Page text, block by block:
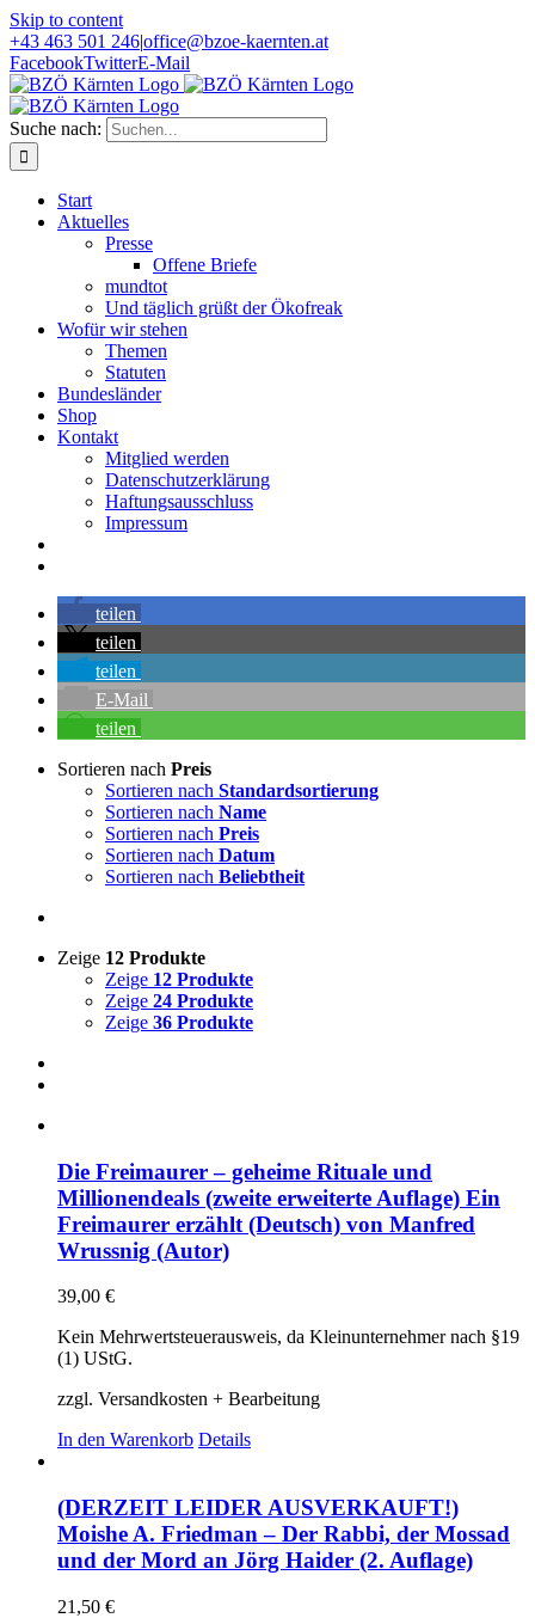
Skip to content
+43 463 501 246|office@bzoe-kaernten.at
FacebookTwitterE-Mail
Suche nach:
Start
Aktuelles
Presse
Offene Briefe
mundtot
Und täglich grüßt der Ökofreak
Wofür wir stehen
Themen
Statuten
Bundesländer
Shop
Kontakt
Mitglied werden
Datenschutzerklärung
Haftungsausschluss
Impressum
teilen
teilen
teilen
E-Mail
teilen
Sortieren nach Preis
Sortieren nach Standardsortierung
Sortieren nach Name
Sortieren nach Preis
Sortieren nach Datum
Sortieren nach Beliebtheit
Zeige 12 Produkte
Zeige 12 Produkte
Zeige 24 Produkte
Zeige 36 Produkte
Die Freimaurer – geheime Rituale und
Millionendeals (zweite erweiterte Auflage) Ein
Freimaurer erzählt (Deutsch) von Manfred
Wrussnig (Autor)
39,00 €
Kein Mehrwertsteuerausweis, da Kleinunternehmer nach §19
(1) UStG.
zzgl. Versandkosten + Bearbeitung
In den Warenkorb Details
(DERZEIT LEIDER AUSVERKAUFT!)
Moishe A. Friedman – Der Rabbi, der Mossad
und der Mord an Jörg Haider (2. Auflage)
21,50 €